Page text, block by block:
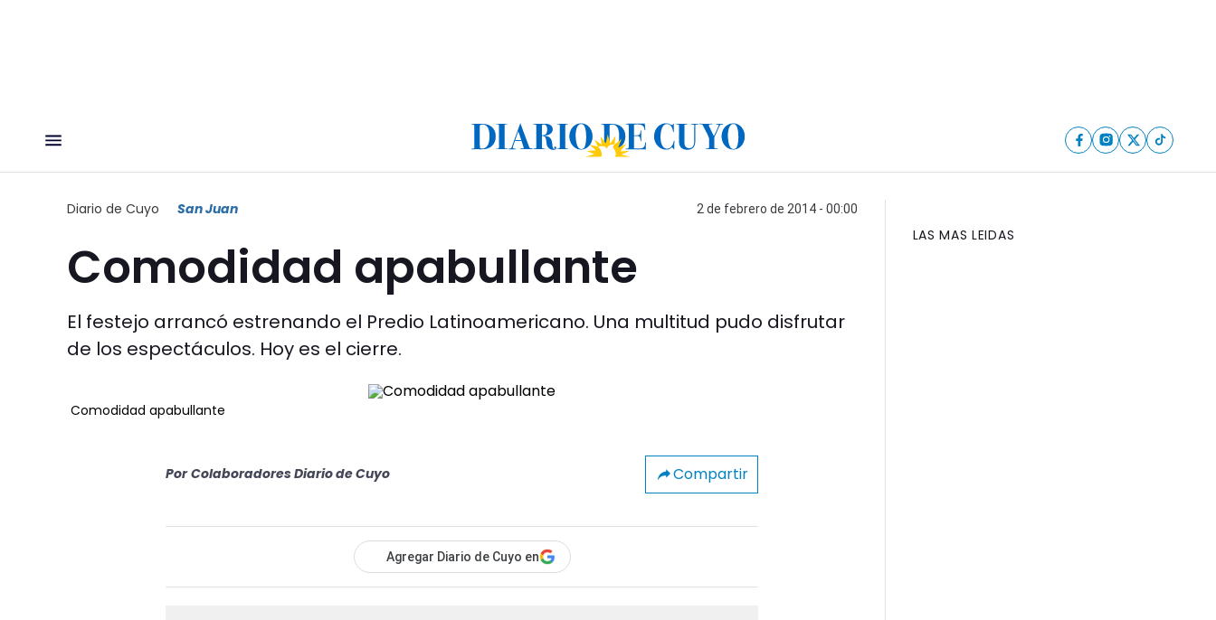
Diario de Cuyo San Juan 2 de febrero de 2014 - 00:00
Comodidad apabullante
El festejo arrancó estrenando el Predio Latinoamericano. Una multitud pudo disfrutar
de los espectáculos. Hoy es el cierre.
Comodidad apabullante
Por Colaboradores Diario de Cuyo Compartir
Agregar Diario de Cuyo en
LAS MAS LEIDAS